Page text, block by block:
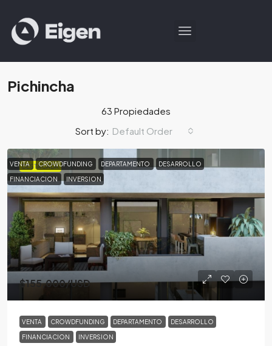
Pichincha
63 Propiedades
Sort by: Default Order
DESTACADA
VENTA CROWDFUNDING DEPARTAMENTO DESARROLLO
FINANCIACION INVERSION
$155,000/USD
VENTA CROWDFUNDING DEPARTAMENTO DESARROLLO
FINANCIACION INVERSION